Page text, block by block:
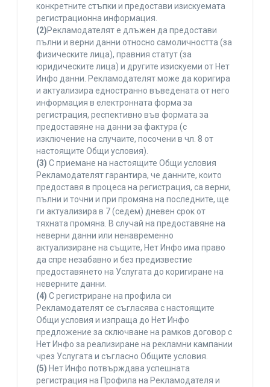
конкретните стъпки и предостави изискуемата
регистрационна информация.
(2)Рекламодателят е длъжен да предостави
пълни и верни данни относно самоличността (за
физическите лица), правния статут (за
юридическите лица) и другите изискуеми от Нет
Инфо данни. Рекламодателят може да коригира
и актуализира едностранно въведената от него
информация в електронната форма за
регистрация, респективно във формата за
предоставяне на данни за фактура (с
изключение на случаите, посочени в чл. 8 от
настоящите Общи условия).
(3) С приемане на настоящите Общи условия
Рекламодателят гарантира, че данните, които
предоставя в процеса на регистрация, са верни,
пълни и точни и при промяна на последните, ще
ги актуализира в 7 (седем) дневен срок от
тяхната промяна. В случай на предоставяне на
неверни данни или ненавременно
актуализиране на същите, Нет Инфо има право
да спре незабавно и без предизвестие
предоставянето на Услугата до коригиране на
неверните данни.
(4) С регистриране на профила си
Рекламодателят се съгласява с настоящите
Общи условия и изпраща до Нет Инфо
предложение за сключване на рамков договор с
Нет Инфо за реализиране на рекламни кампании
чрез Услугата и съгласно Общите условия.
(5) Нет Инфо потвърждава успешната
регистрация на Профила на Рекламодателя и